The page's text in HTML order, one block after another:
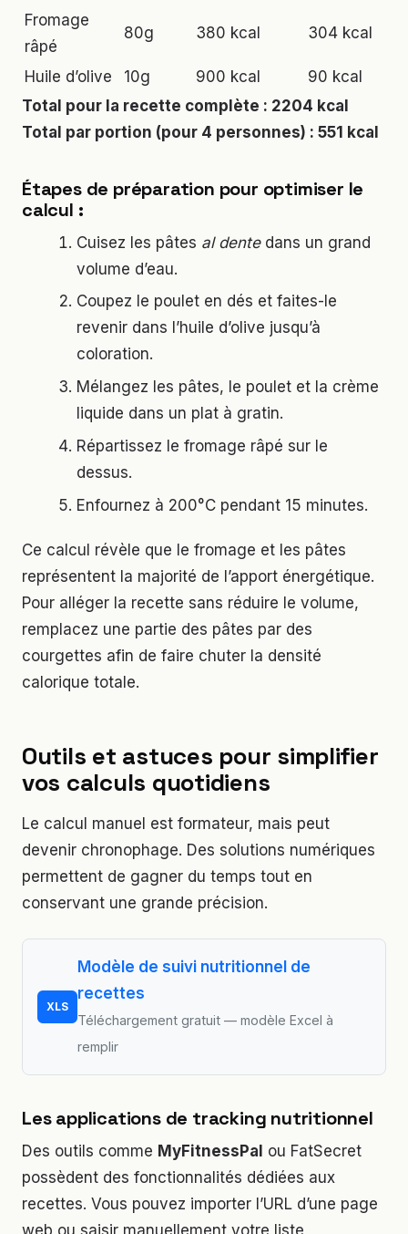
Fromage
râpé
80g 380 kcal 304 kcal
Huile d’olive 10g 900 kcal
90 kcal
Total pour la recette complète : 2204 kcal
Total par portion (pour 4 personnes) : 551 kcal
Étapes de préparation pour optimiser le
calcul :
Cuisez les pâtes al dentedans un grand
volume d’eau.
Coupez le poulet en dés et faites-le
revenir dans l’huile d’olive jusqu’à
coloration.
Mélangez les pâtes, le poulet et la crème
liquide dans un plat à gratin.
Répartissez le fromage râpé sur le
dessus.
Enfournez à 200°C pendant 15 minutes.
Ce calcul révèle que le fromage et les pâtes
représentent la majorité de l’apport énergétique.
Pour alléger la recette sans réduire le volume,
remplacez une partie des pâtes par des
courgettes afin de faire chuter la densité
calorique totale.
Outils et astuces pour simplifier
vos calculs quotidiens
Le calcul manuel est formateur, mais peut
devenir chronophage. Des solutions numériques
permettent de gagner du temps tout en
conservant une grande précision.
XLS
Modèle de suivi nutritionnel de
recettes
Téléchargement gratuit — modèle Excel à
remplir
Les applications de tracking nutritionnel
Des outils comme MyFitnessPal ou FatSecret
possèdent des fonctionnalités dédiées aux
recettes. Vous pouvez importer l’URL d’une page
web ou saisir manuellement votre liste